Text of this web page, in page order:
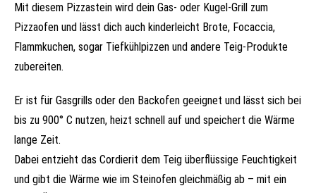
Menge
Mit diesem Pizzastein wird dein Gas- oder Kugel-Grill zum
Pizzaofen und lässt dich auch kinderleicht Brote, Focaccia,
Flammkuchen, sogar Tiefkühlpizzen und andere Teig-Produkte
zubereiten.
Er ist für Gasgrills oder den Backofen geeignet und lässt sich bei
bis zu 900° C nutzen, heizt schnell auf und speichert die Wärme
lange Zeit.
Dabei entzieht das Cordierit dem Teig überflüssige Feuchtigkeit
und gibt die Wärme wie im Steinofen gleichmäßig ab – mit ein